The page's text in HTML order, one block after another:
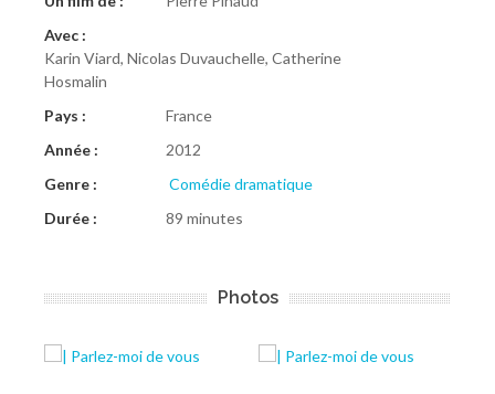
Avec :
Karin Viard, Nicolas Duvauchelle, Catherine
Hosmalin
Pays :
France
Année :
2012
Genre :
Comédie dramatique
Durée :
89 minutes
Photos